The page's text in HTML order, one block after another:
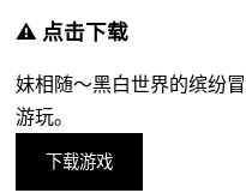
⚠️ 点击下载
妹相随～黑白世界的缤纷
游玩。
下载游戏